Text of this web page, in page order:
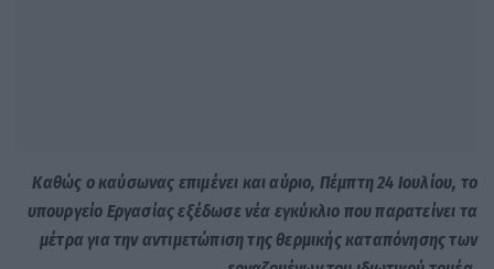
Καθώς ο καύσωνας επιμένει και αύριο, Πέμπτη 24 Ιουλίου, το
υπουργείο Εργασίας εξέδωσε νέα εγκύκλιο που παρατείνει τα
μέτρα για την αντιμετώπιση της θερμικής καταπόνησης των